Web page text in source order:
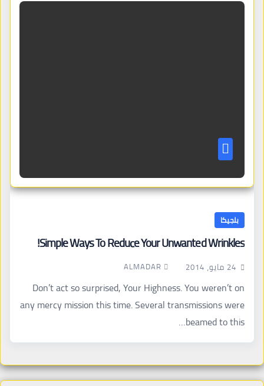
بلجيكا
Simple Ways To Reduce Your Unwanted Wrinkles!
24 مايو، 2014 ALMADAR
Don’t act so surprised, Your Highness. You weren’t on
any mercy mission this time. Several transmissions were
beamed to this…